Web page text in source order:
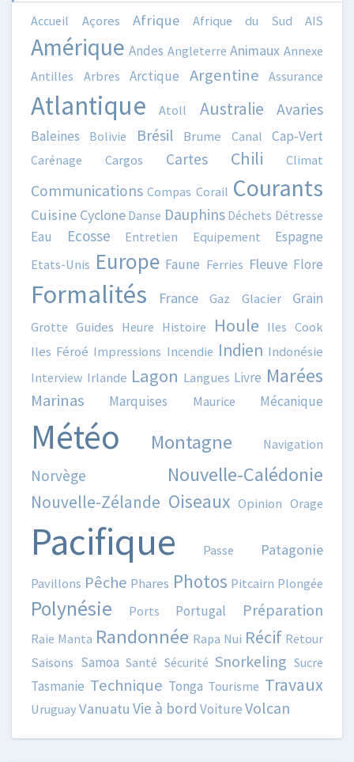
Accueil Açores Afrique Afrique du Sud AIS
Amérique Andes Angleterre Animaux Annexe
Antilles
Arbres Arctique Argentine Assurance
Atlantique Atoll Australie Avaries
Baleines Bolivie Brésil Brume Canal Cap-Vert
Carénage Cargos Cartes Chili Climat
Communications Compas Corail Courants
Cuisine Cyclone Danse Dauphins Déchets Détresse
Eau Ecosse Entretien Equipement Espagne
Etats-Unis Europe Faune Ferries Fleuve Flore
Formalités France Gaz Glacier Grain
Grotte Guides Heure Histoire Houle Iles Cook
Iles Féroé Impressions Incendie Indien Indonésie
Interview Irlande Lagon Langues Livre Marées
Marinas Marquises Maurice Mécanique
Météo Montagne Navigation
Norvège Nouvelle-Calédonie
Nouvelle-Zélande Oiseaux Opinion Orage
Pacifique Passe Patagonie
Pavillons Pêche Phares Photos Pitcairn Plongée
Polynésie Ports Portugal Préparation
Raie Manta Randonnée Rapa Nui Récif Retour
Saisons Samoa Santé Sécurité Snorkeling Sucre
Tasmanie Technique Tonga Tourisme Travaux
UruguayVanuatu Vie à bord VoitureVolcan